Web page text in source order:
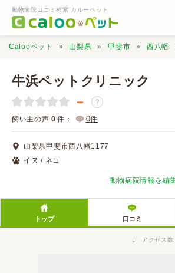
動物病院口コミ検索 カルーペット
動物病院検索
口コミ検索
口コミ投稿
Calooペット 山梨県 甲斐市 西八幡
牛浜ペットクリニック
－ ？
飼い主の声 0 件： 0件
山梨県甲斐市西八幡1177
イヌ / ネコ
動物病院情報を編
トップ 口コミ
↓ アクセス